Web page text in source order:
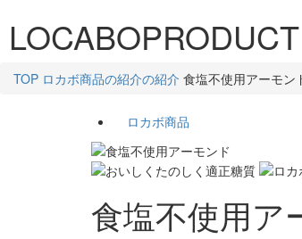
LOCABOPRODUCT
TOP ロカボ商品の紹介の紹介 食塩不使用アーモン
ロカボ商品
食塩不使用ア